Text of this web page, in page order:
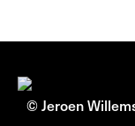
© Jeroen